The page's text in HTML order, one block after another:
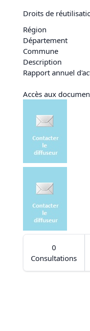
Droits de
Région
Département
Commune
Description
Rapport annuel
Accès aux
0
Consultations